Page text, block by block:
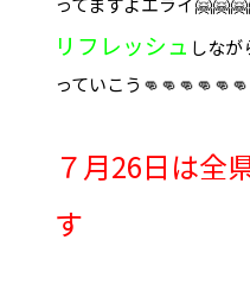
リフレッシュ しな
っていこう👊👊👊👊👊👊
７月26日は全
す